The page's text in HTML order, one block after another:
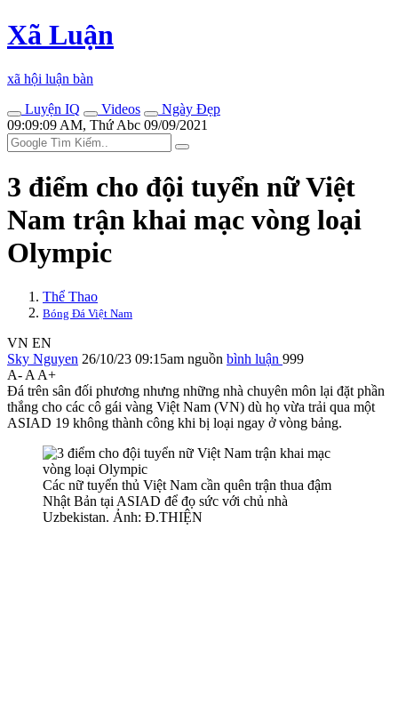
Xã Luận
xã hội luận bàn
Luyện IQ
Videos
Ngày Đẹp
09:09:09 AM, Thứ Abc 09/09/2021
3 điểm cho đội tuyển nữ Việt
Nam trận khai mạc vòng loại
Olympic
Thể Thao
Bóng Đá Việt Nam
VN EN
Sky Nguyen 26/10/23 09:15am nguồn bình luận 999
A- A A+
Đá trên sân đối phương nhưng những nhà chuyên môn lại đặt phần
thắng cho các cô gái vàng Việt Nam (VN) dù họ vừa trải qua một
ASIAD 19 không thành công khi bị loại ngay ở vòng bảng.
Các nữ tuyển thủ Việt Nam cần quên trận thua đậm
Nhật Bản tại ASIAD để đọ sức với chủ nhà
Uzbekistan. Ảnh: Đ.THIỆN